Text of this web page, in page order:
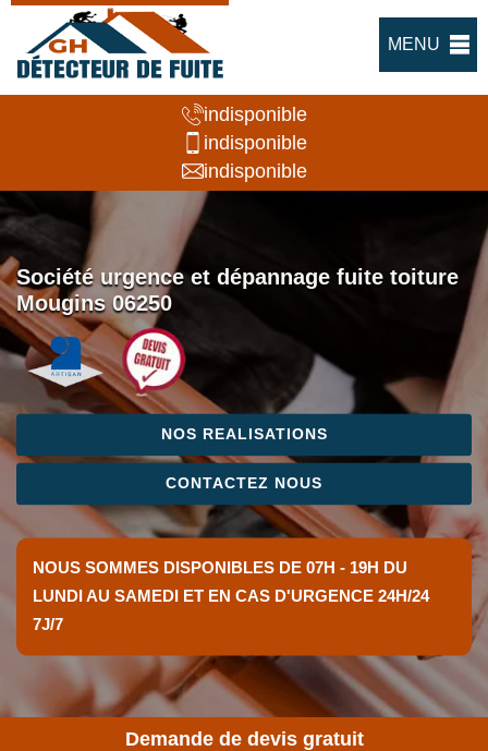
MENU
indisponible
indisponible
indisponible
Société urgence et dépannage fuite toiture
Mougins 06250
NOS REALISATIONS
CONTACTEZ NOUS
NOUS SOMMES DISPONIBLES DE 07H - 19H DU
LUNDI AU SAMEDI ET EN CAS D'URGENCE 24H/24
7J/7
Demande de devis gratuit